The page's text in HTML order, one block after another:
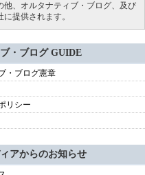
他、オルタナティブ・ブログ、及び
提供されます。
・ブログ GUIDE
・ブログ憲章
リシー
アからのお知らせ